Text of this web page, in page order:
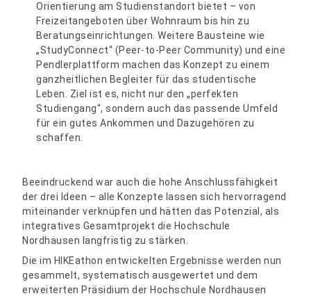
Orientierung am Studienstandort bietet – von
Freizeitangeboten über Wohnraum bis hin zu
Beratungseinrichtungen. Weitere Bausteine wie
„StudyConnect“ (Peer-to-Peer Community) und eine
Pendlerplattform machen das Konzept zu einem
ganzheitlichen Begleiter für das studentische
Leben. Ziel ist es, nicht nur den „perfekten
Studiengang“, sondern auch das passende Umfeld
für ein gutes Ankommen und Dazugehören zu
schaffen.
Beeindruckend war auch die hohe Anschlussfähigkeit
der drei Ideen – alle Konzepte lassen sich hervorragend
miteinander verknüpfen und hätten das Potenzial, als
integratives Gesamtprojekt die Hochschule
Nordhausen langfristig zu stärken.
Die im HIKEathon entwickelten Ergebnisse werden nun
gesammelt, systematisch ausgewertet und dem
erweiterten Präsidium der Hochschule Nordhausen